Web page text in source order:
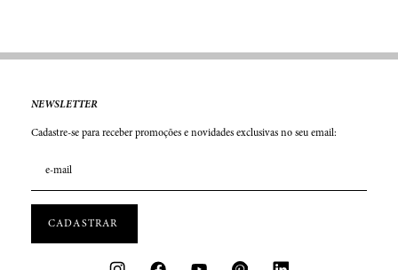
NEWSLETTER
Cadastre-se para receber promoções e novidades exclusivas no seu email: